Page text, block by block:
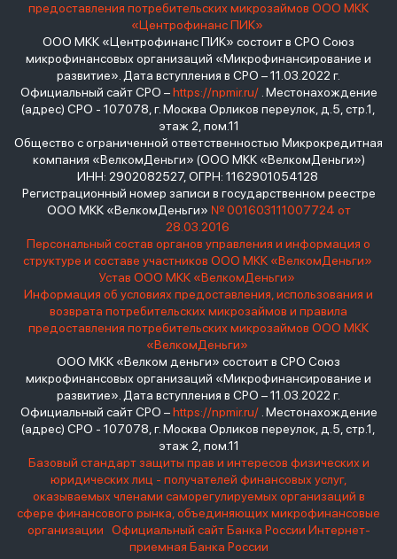
предоставления потребительских микрозаймов ООО МКК
«Центрофинанс ПИК»
ООО МКК «Центрофинанс ПИК» состоит в СРО Союз
микрофинансовых организаций «Микрофинансирование и
развитие». Дата вступления в СРО – 11.03.2022 г.
Официальный сайт СРО –https://npmir.ru/. Местонахождение
(адрес) СРО - 107078, г. Москва Орликов переулок, д.5, стр.1,
этаж 2, пом.11
Общество с ограниченной ответственностью Микрокредитная
компания «ВелкомДеньги» (ООО МКК «ВелкомДеньги»)
ИНН: 2902082527, ОГРН: 1162901054128
Регистрационный номер записи в государственном реестре
ООО МКК «ВелкомДеньги» № 001603111007724 от
28.03.2016
Персональный состав органов управления и информация о
структуре и составе участников ООО МКК «ВелкомДеньги»
Устав ООО МКК «ВелкомДеньги»
Информация об условиях предоставления, использования и
возврата потребительских микрозаймов и правила
предоставления потребительских микрозаймов ООО МКК
«ВелкомДеньги»
ООО МКК «Велком деньги» состоит в СРО Союз
микрофинансовых организаций «Микрофинансирование и
развитие». Дата вступления в СРО – 11.03.2022 г.
Официальный сайт СРО –https://npmir.ru/. Местонахождение
(адрес) СРО - 107078, г. Москва Орликов переулок, д.5, стр.1,
этаж 2, пом.11
Базовый стандарт защиты прав и интересов физических и
юридических лиц - получателей финансовых услуг,
оказываемых членами саморегулируемых организаций в
сфере финансового рынка, объединяющих микрофинансовые
организации
Официальный сайт Банка России Интернет-
приемная Банка России